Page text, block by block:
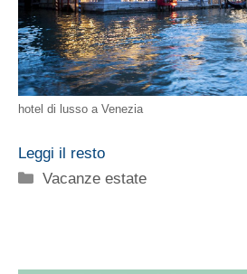
hotel di lusso a Venezia
Leggi il resto
Categorie
Vacanze estate